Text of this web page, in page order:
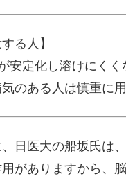
する人】
安定化し溶けにく
のある人は慎重に用
、日医大の船坂氏は
用がありますから、